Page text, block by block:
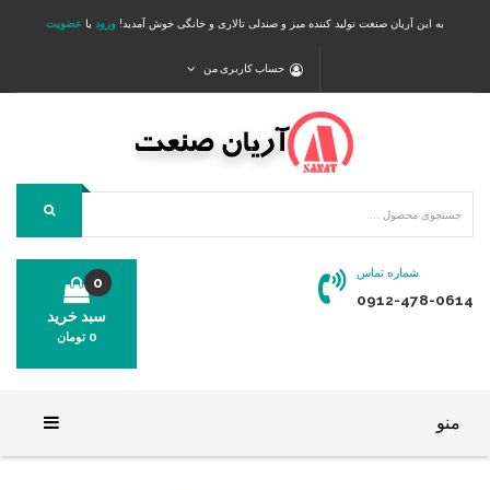
به این آریان صنعت تولید کننده میز و صندلی تالاری و خانگی خوش آمدید! ورود یا عضویت
حساب کاربری من
شماره تماس
0912-478-0614
سبد خرید
0
0 تومان
منو